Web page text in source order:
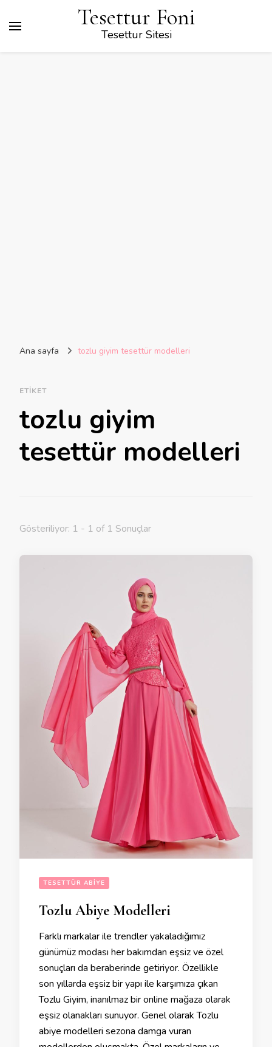
Tesettur Foni
Tesettur Sitesi
Ana sayfa tozlu giyim tesettür modelleri
ETIKET
tozlu giyim
tesettür modelleri
Gösteriliyor: 1 - 1 of 1 Sonuçlar
TESETTÜR ABIYE
Tozlu Abiye Modelleri
Farklı markalar ile trendler yakaladığımız
günümüz modası her bakımdan eşsiz ve özel
sonuçları da beraberinde getiriyor. Özellikle
son yıllarda eşsiz bir yapı ile karşımıza çıkan
Tozlu Giyim, inanılmaz bir online mağaza olarak
eşsiz olanakları sunuyor. Genel olarak Tozlu
abiye modelleri sezona damga vuran